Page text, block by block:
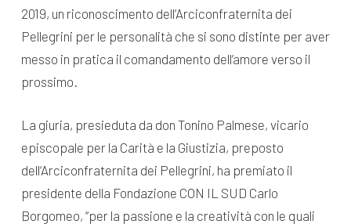
2019, un riconoscimento dell’Arciconfraternita dei
Pellegrini per le personalità che si sono distinte per aver
messo in pratica il comandamento dell’amore verso il
prossimo.
La giuria, presieduta da don Tonino Palmese, vicario
episcopale per la Carità e la Giustizia, preposto
dell’Arciconfraternita dei Pellegrini, ha premiato il
presidente della Fondazione CON IL SUD Carlo
Borgomeo, “per la passione e la creatività con le quali
Seguici sui social: